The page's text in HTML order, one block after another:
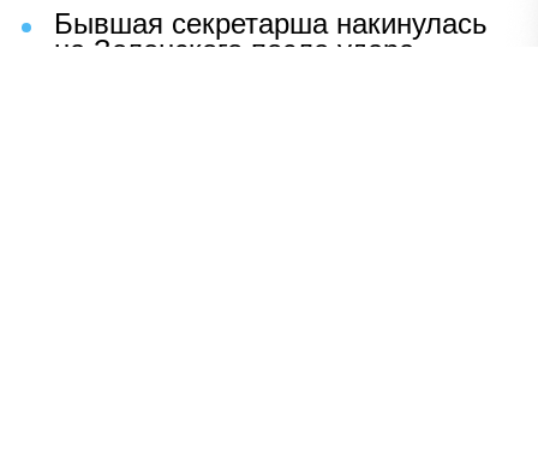
Бывшая секретарша накинулась
на Зеленского после удара